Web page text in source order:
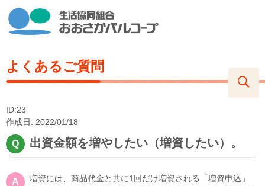
よくあるご質問
ID:23
作成日: 2022/01/18
出資金額を増やしたい（増資したい）。
増資には、商品代金と共に1回だけ増資される「増資申込」